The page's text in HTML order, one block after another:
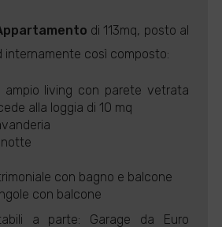
di 113mq, posto al
internamente così composto:
ampio living con parete vetrata
alla loggia di 10 mq
con bagno e balcone
con balcone
a parte: Garage da Euro